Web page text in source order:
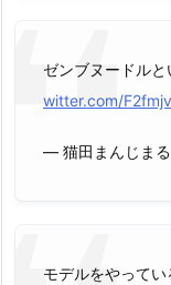
ゼンブヌードルと
witter.com/
— 猫田まんじま
モデルをやって